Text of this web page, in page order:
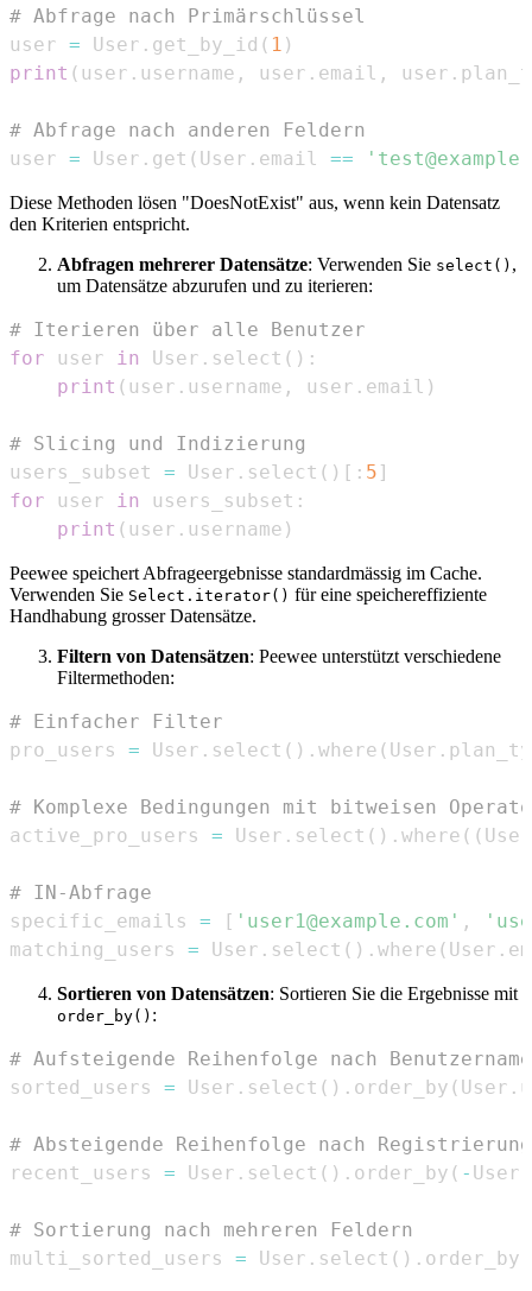
# Abfrage nach Primärschlüssel
user = User . get_by_id ( 1 )
print ( user . username , user . email , user .
# Abfrage nach anderen Feldern
user = User . get ( User . email ==
Diese Methoden lösen "DoesNotExist" aus, wenn kein Datensatz
den Kriterien entspricht.
Abfragen mehrerer Datensätze: Verwenden Sie select() ,
um Datensätze abzurufen und zu iterieren:
# Iterieren über alle Benutzer
for user in User . select ( ) :
print ( user . username , user . email )
# Slicing und Indizierung
users_subset = User . select ( ) [ : 5 ]
for user in users_subset :
print ( user . username )
Peewee speichert Abfrageergebnisse standardmässig im Cache.
Verwenden Sie Select.iterator() für eine speichereffiziente
Handhabung grosser Datensätze.
Filtern von Datensätzen: Peewee unterstützt verschiedene
Filtermethoden:
# Einfacher Filter
pro_users = User . select ( ) . where ( User .
# Komplexe Bedingungen mit bitweisen
active_pro_users = User . select ( ) . where ( ( User
# IN-Abfrage
specific_emails = [ 'user1@example.com' ,
matching_users = User . select ( ) . where ( User .
Sortieren von Datensätzen: Sortieren Sie die Ergebnisse mit
order_by() :
# Aufsteigende Reihenfolge nach
sorted_users = User . select ( ) . order_by ( User .
# Absteigende Reihenfolge nach
recent_users = User . select ( ) . order_by ( - User
# Sortierung nach mehreren Feldern
multi_sorted_users = User . select ( ) . order_by